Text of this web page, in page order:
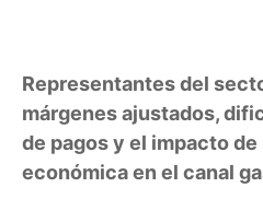
Representantes del
márgenes ajustados,
de pagos y el impacto
económica en el canal